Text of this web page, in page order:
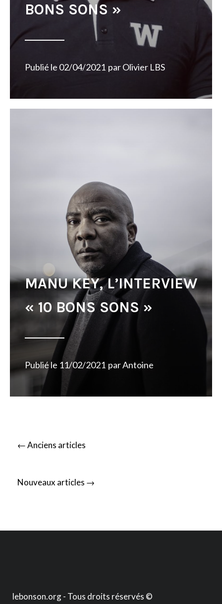
BONS SONS »
Publié le 02/04/2021 parOlivier LBS
MANU KEY, L’INTERVIEW
« 10 BONS SONS »
Publié le 11/02/2021 parAntoine
Posts
navigation
←Anciens articles
Nouveaux articles →
lebonson.org - Tous droits réservés ©